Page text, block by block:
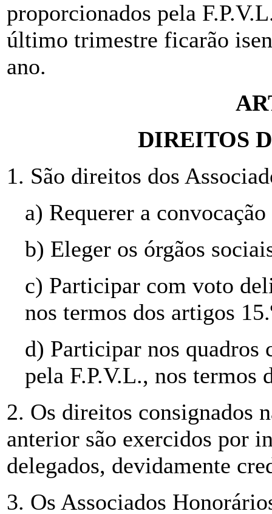
proporcionados pela
último trimestre ficarão
ano.
DIREITOS
1. São direitos dos
a) Requerer a
b) Eleger os órgãos
c) Participar com voto
nos termos dos artigos
d) Participar nos
pela F.P.V.L., nos termos
2. Os direitos consignados
anterior são exercidos por
delegados, devidamente
3. Os Associados